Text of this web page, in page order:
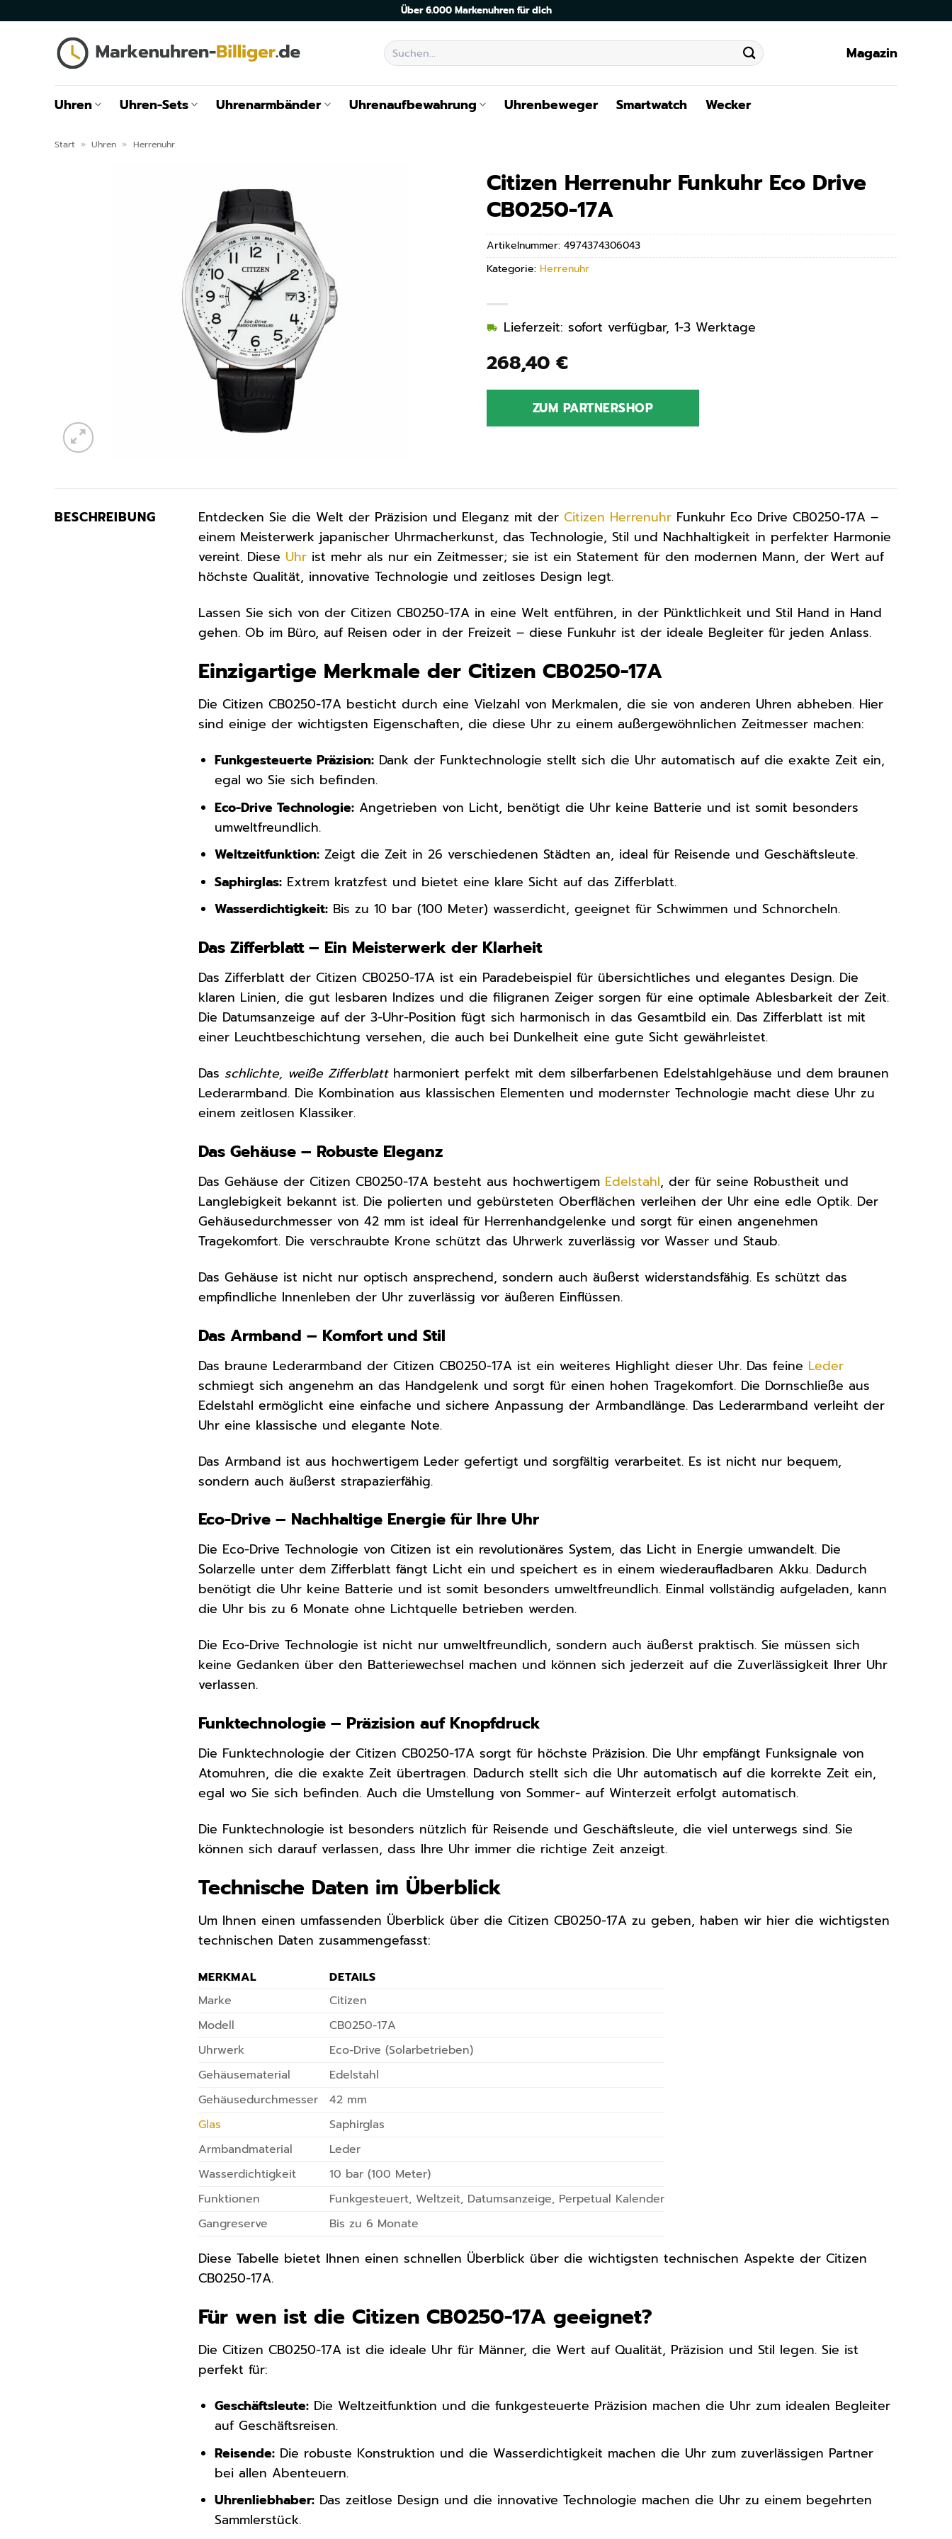
Über 6.000 Markenuhren für dich
Suchen
nach:
Magazin
Uhren Uhren-Sets Uhrenarmbänder Uhrenaufbewahrung Uhrenbeweger Smartwatch Wecker
Start » Uhren » Herrenuhr
Citizen Herrenuhr Funkuhr Eco Drive
CB0250-17A
268,40 €
Lieferzeit: sofort verfügbar, 1-3 Werktage
ZUM PARTNERSHOP
Artikelnummer: 4974374306043
Kategorie: Herrenuhr
BESCHREIBUNG Entdecken Sie die Welt der Präzision und Eleganz mit derCitizen Herrenuhr Funkuhr Eco Drive CB0250-17A –
einem Meisterwerk japanischer Uhrmacherkunst, das Technologie, Stil und Nachhaltigkeit in perfekter Harmonie
vereint. Diese Uhr ist mehr als nur ein Zeitmesser; sie ist ein Statement für den modernen Mann, der Wert auf
höchste Qualität, innovative Technologie und zeitloses Design legt.
Lassen Sie sich von der Citizen CB0250-17A in eine Welt entführen, in der Pünktlichkeit und Stil Hand in Hand
gehen. Ob im Büro, auf Reisen oder in der Freizeit – diese Funkuhr ist der ideale Begleiter für jeden Anlass.
Einzigartige Merkmale der Citizen CB0250-17A
Die Citizen CB0250-17A besticht durch eine Vielzahl von Merkmalen, die sie von anderen Uhren abheben. Hier
sind einige der wichtigsten Eigenschaften, die diese Uhr zu einem außergewöhnlichen Zeitmesser machen:
Funkgesteuerte Präzision: Dank der Funktechnologie stellt sich die Uhr automatisch auf die exakte Zeit ein,
egal wo Sie sich befinden.
Eco-Drive Technologie: Angetrieben von Licht, benötigt die Uhr keine Batterie und ist somit besonders
umweltfreundlich.
Weltzeitfunktion: Zeigt die Zeit in 26 verschiedenen Städten an, ideal für Reisende und Geschäftsleute.
Saphirglas: Extrem kratzfest und bietet eine klare Sicht auf das Zifferblatt.
Wasserdichtigkeit: Bis zu 10 bar (100 Meter) wasserdicht, geeignet für Schwimmen und Schnorcheln.
Das Zifferblatt – Ein Meisterwerk der Klarheit
Das Zifferblatt der Citizen CB0250-17A ist ein Paradebeispiel für übersichtliches und elegantes Design. Die
klaren Linien, die gut lesbaren Indizes und die filigranen Zeiger sorgen für eine optimale Ablesbarkeit der Zeit.
Die Datumsanzeige auf der 3-Uhr-Position fügt sich harmonisch in das Gesamtbild ein. Das Zifferblatt ist mit
einer Leuchtbeschichtung versehen, die auch bei Dunkelheit eine gute Sicht gewährleistet.
Das schlichte, weiße Zifferblattharmoniert perfekt mit dem silberfarbenen Edelstahlgehäuse und dem braunen
Lederarmband. Die Kombination aus klassischen Elementen und modernster Technologie macht diese Uhr zu
einem zeitlosen Klassiker.
Das Gehäuse – Robuste Eleganz
Das Gehäuse der Citizen CB0250-17A besteht aus hochwertigem Edelstahl, der für seine Robustheit und
Langlebigkeit bekannt ist. Die polierten und gebürsteten Oberflächen verleihen der Uhr eine edle Optik. Der
Gehäusedurchmesser von 42 mm ist ideal für Herrenhandgelenke und sorgt für einen angenehmen
Tragekomfort. Die verschraubte Krone schützt das Uhrwerk zuverlässig vor Wasser und Staub.
Das Gehäuse ist nicht nur optisch ansprechend, sondern auch äußerst widerstandsfähig. Es schützt das
empfindliche Innenleben der Uhr zuverlässig vor äußeren Einflüssen.
Das Armband – Komfort und Stil
Das braune Lederarmband der Citizen CB0250-17A ist ein weiteres Highlight dieser Uhr. Das feine Leder
schmiegt sich angenehm an das Handgelenk und sorgt für einen hohen Tragekomfort. Die Dornschließe aus
Edelstahl ermöglicht eine einfache und sichere Anpassung der Armbandlänge. Das Lederarmband verleiht der
Uhr eine klassische und elegante Note.
Das Armband ist aus hochwertigem Leder gefertigt und sorgfältig verarbeitet. Es ist nicht nur bequem,
sondern auch äußerst strapazierfähig.
Eco-Drive – Nachhaltige Energie für Ihre Uhr
Die Eco-Drive Technologie von Citizen ist ein revolutionäres System, das Licht in Energie umwandelt. Die
Solarzelle unter dem Zifferblatt fängt Licht ein und speichert es in einem wiederaufladbaren Akku. Dadurch
benötigt die Uhr keine Batterie und ist somit besonders umweltfreundlich. Einmal vollständig aufgeladen, kann
die Uhr bis zu 6 Monate ohne Lichtquelle betrieben werden.
Die Eco-Drive Technologie ist nicht nur umweltfreundlich, sondern auch äußerst praktisch. Sie müssen sich
keine Gedanken über den Batteriewechsel machen und können sich jederzeit auf die Zuverlässigkeit Ihrer Uhr
verlassen.
Funktechnologie – Präzision auf Knopfdruck
Die Funktechnologie der Citizen CB0250-17A sorgt für höchste Präzision. Die Uhr empfängt Funksignale von
Atomuhren, die die exakte Zeit übertragen. Dadurch stellt sich die Uhr automatisch auf die korrekte Zeit ein,
egal wo Sie sich befinden. Auch die Umstellung von Sommer- auf Winterzeit erfolgt automatisch.
Die Funktechnologie ist besonders nützlich für Reisende und Geschäftsleute, die viel unterwegs sind. Sie
können sich darauf verlassen, dass Ihre Uhr immer die richtige Zeit anzeigt.
Technische Daten im Überblick
Um Ihnen einen umfassenden Überblick über die Citizen CB0250-17A zu geben, haben wir hier die wichtigsten
technischen Daten zusammengefasst:
MERKMAL
DETAILS
Marke
Citizen
Modell
CB0250-17A
Uhrwerk
Eco-Drive (Solarbetrieben)
Gehäusematerial
Edelstahl
Gehäusedurchmesser
42 mm
Glas
Saphirglas
Armbandmaterial
Leder
Wasserdichtigkeit
10 bar (100 Meter)
Funktionen
Funkgesteuert, Weltzeit, Datumsanzeige, Perpetual Kalender
Gangreserve
Bis zu 6 Monate
Diese Tabelle bietet Ihnen einen schnellen Überblick über die wichtigsten technischen Aspekte der Citizen
CB0250-17A.
Für wen ist die Citizen CB0250-17A geeignet?
Die Citizen CB0250-17A ist die ideale Uhr für Männer, die Wert auf Qualität, Präzision und Stil legen. Sie ist
perfekt für:
Geschäftsleute: Die Weltzeitfunktion und die funkgesteuerte Präzision machen die Uhr zum idealen Begleiter
auf Geschäftsreisen.
Reisende: Die robuste Konstruktion und die Wasserdichtigkeit machen die Uhr zum zuverlässigen Partner
bei allen Abenteuern.
Uhrenliebhaber: Das zeitlose Design und die innovative Technologie machen die Uhr zu einem begehrten
Sammlerstück.